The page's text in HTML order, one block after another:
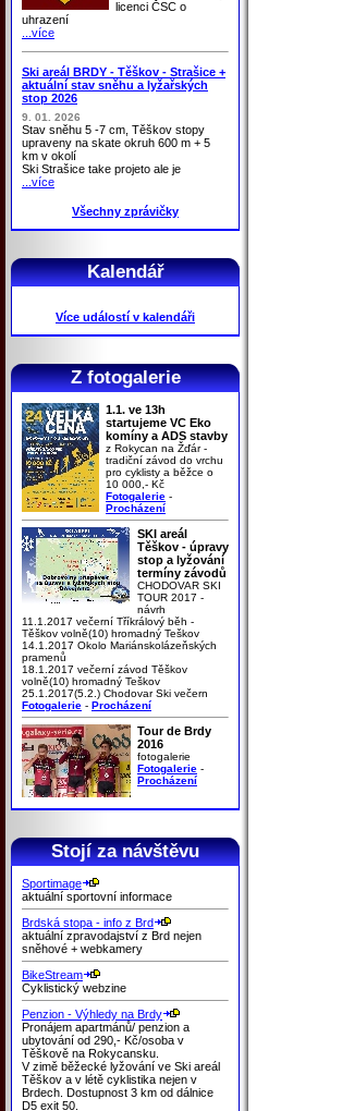
licenci ČSC o
uhrazení
...více
Ski areál BRDY - Těškov - Strašice +
aktuální stav sněhu a lyžařských
stop 2026
9. 01. 2026
Stav sněhu 5 -7 cm, Těškov stopy
upraveny na skate okruh 600 m + 5
km v okolí
Ski Strašice take projeto ale je
...více
Všechny zprávičky
Kalendář
Více událostí v kalendáři
Z fotogalerie
1.1. ve 13h
startujeme VC Eko
komíny a ADS stavby
z Rokycan na Žďár -
tradiční závod do vrchu
pro cyklisty a běžce o
10 000,- Kč
Fotogalerie -
Procházení
SKI areál
Těškov - úpravy
stop a lyžování
termíny závodů
CHODOVAR SKI
TOUR 2017 -
návrh
11.1.2017 večerní Tříkrálový běh -
Těškov volně(10) hromadný Teškov
14.1.2017 Okolo Mariánskolázeňských
pramenů
18.1.2017 večerní závod Těškov
volně(10) hromadný Teškov
25.1.2017(5.2.) Chodovar Ski večern
Fotogalerie - Procházení
Tour de Brdy
2016
fotogalerie
Fotogalerie -
Procházení
Stojí za návštěvu
Sportimage
aktuální sportovní informace
Brdská stopa - info z Brd
aktuální zpravodajství z Brd nejen
sněhové + webkamery
BikeStream
Cyklistický webzine
Penzion - Výhledy na Brdy
Pronájem apartmánů/ penzion a
ubytování od 290,- Kč/osoba v
Těškově na Rokycansku.
V zimě běžecké lyžování ve Ski areál
Těškov a v létě cyklistika nejen v
Brdech. Dostupnost 3 km od dálnice
D5 exit 50.